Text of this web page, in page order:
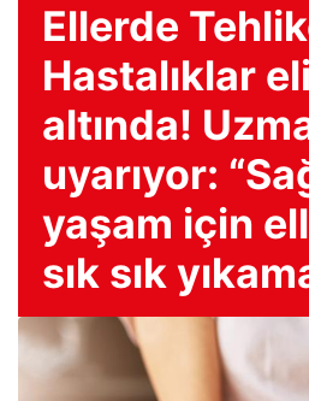
Ellerde
Hastalıklar
altında!
uyarıyor:
yaşam için
sık sık